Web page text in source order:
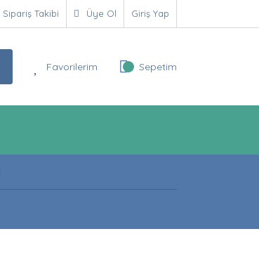
Sipariş Takibi Üye Ol Giriş Yap
Favorilerim Sepetim